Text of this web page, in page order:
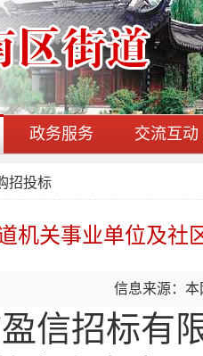
政务服务 交流互动
招投标
机关事业单位及社
信息来源：本
招标有限